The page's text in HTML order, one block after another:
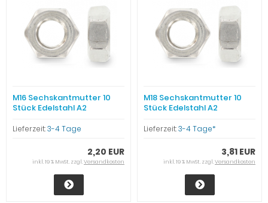
M16 Sechskantmutter 10
Stück Edelstahl A2
Lieferzeit:3-4 Tage
2,20 EUR
inkl. 19 % MwSt. zzgl.Versandkosten
M18 Sechskantmutter 10
Stück Edelstahl A2
Lieferzeit:3-4 Tage*
3,81 EUR
inkl. 19 % MwSt. zzgl.Versandkosten